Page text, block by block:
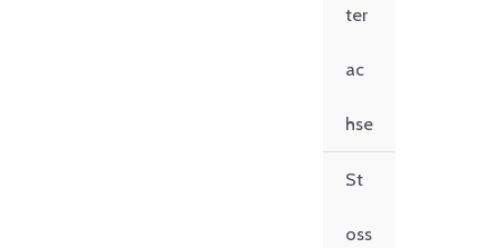
ter
ac
hse
St
oss